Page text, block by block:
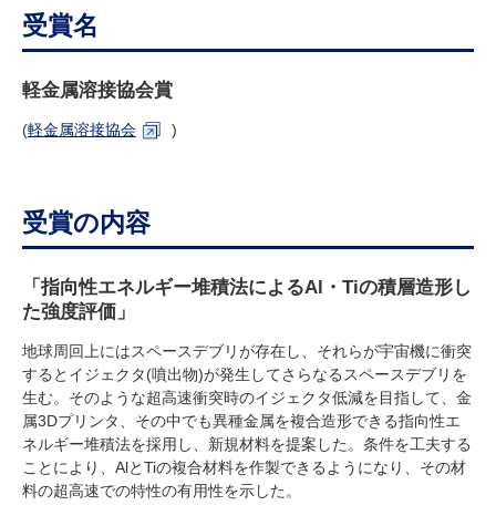
受賞名
軽金属溶接協会賞
(軽金属溶接協会 )
受賞の内容
「指向性エネルギー堆積法によるAl・Tiの積層造形し
た強度評価」
地球周回上にはスペースデブリが存在し、それらが宇宙機に衝突
するとイジェクタ(噴出物)が発生してさらなるスペースデブリを
生む。そのような超高速衝突時のイジェクタ低減を目指して、金
属3Dプリンタ、その中でも異種金属を複合造形できる指向性エ
ネルギー堆積法を採用し、新規材料を提案した。条件を工夫する
ことにより、AlとTiの複合材料を作製できるようになり、その材
料の超高速での特性の有用性を示した。